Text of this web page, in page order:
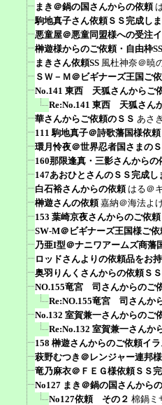
まき＠鍋の国さんからの依頼
駒地真子さん依頼ＳＳ完成しま
悪童屋＠悪童同盟様への受注
榊遊様からのご依頼・自由枠SS
まきさん依頼SS 風杜神奈＠暁
ＳＷ－Ｍ＠ビギナーズ王国ご
No.141 東西 天狐さんからご
Re:No.141 東西 天狐さん
華さんからご依頼のＳＳ あさ
111 駒地真子＠詩歌藩国様依
環月怜夜＠世界忍者国さまの
160那限逢真・三影さんからの
147あおひとさんのＳＳ完成し
白石裕さんからの依頼 はる＠
榊遊さんの依頼 嘉納＠海法よ
153 葉崎京夜さんからのご依頼
SW-M＠ビギナーズ王国様ご
乃亜I型＠ナニワアームズ商藩
ロッドさんよりの依頼品をお
奥羽りんくさんからの依頼ＳＳ
NO.155竜宮 司さんからのご
Re:NO.155竜宮 司さんか
No.132 室賀兼一さんからのご
Re:No.132 室賀兼一さんか
158 榊遊さんからのご依頼イラ
萩野むつき＠レンジャー連邦
竜乃麻衣＠ＦＥＧ様依頼ＳＳ
No127 まき＠鍋の国さんから
No127依頼 その２ 棉鍋ミ